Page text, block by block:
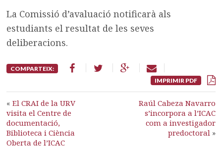
La Comissió d’avaluació notificarà als
estudiants el resultat de les seves
deliberacions.
COMPARTEIX:
IMPRIMIR PDF
«El CRAI de la URV
visita el Centre de
documentació,
Biblioteca i Ciència
Oberta de l’ICAC
Raúl Cabeza Navarro
s’incorpora a l’ICAC
com a investigador
predoctoral »